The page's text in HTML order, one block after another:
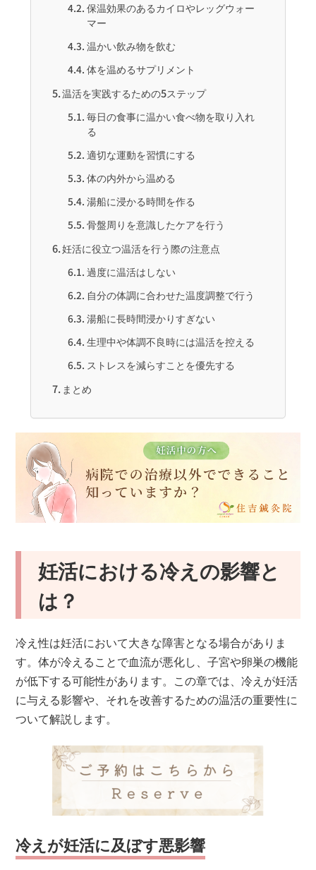
保温効果のあるカイロやレッグウォー
マー
温かい飲み物を飲む
体を温めるサプリメント
温活を実践するための5ステップ
毎日の食事に温かい食べ物を取り入れ
る
適切な運動を習慣にする
体の内外から温める
湯船に浸かる時間を作る
骨盤周りを意識したケアを行う
妊活に役立つ温活を行う際の注意点
過度に温活はしない
自分の体調に合わせた温度調整で行う
湯船に長時間浸かりすぎない
生理中や体調不良時には温活を控える
ストレスを減らすことを優先する
まとめ
妊活における冷えの影響と
は？
冷え性は妊活において大きな障害となる場合がありま
す。体が冷えることで血流が悪化し、子宮や卵巣の機能
が低下する可能性があります。この章では、冷えが妊活
に与える影響や、それを改善するための温活の重要性に
ついて解説します。
冷えが妊活に及ぼす悪影響